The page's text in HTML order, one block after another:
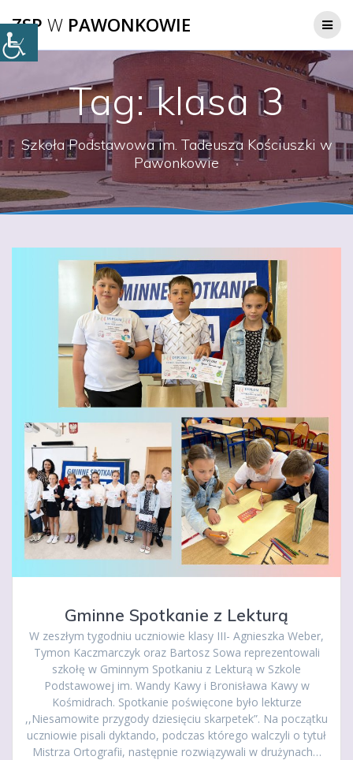
do
ZSP W PAWONKOWIE
Tag:klasa 3
Szkoła Podstawowa im. Tadeusza Kościuszki w
Pawonkowie
Gminne Spotkanie z Lekturą
W zeszłym tygodniu uczniowie klasy III- Agnieszka Weber,
Tymon Kaczmarczyk oraz Bartosz Sowa reprezentowali
szkołę w Gminnym Spotkaniu z Lekturą w Szkole
Podstawowej im. Wandy Kawy i Bronisława Kawy w
Kośmidrach. Spotkanie poświęcone było lekturze
,,Niesamowite przygody dziesięciu skarpetek”. Na początku
uczniowie pisali dyktando, podczas którego walczyli o tytuł
Mistrza Ortografii, następnie rozwiązywali w drużynach…